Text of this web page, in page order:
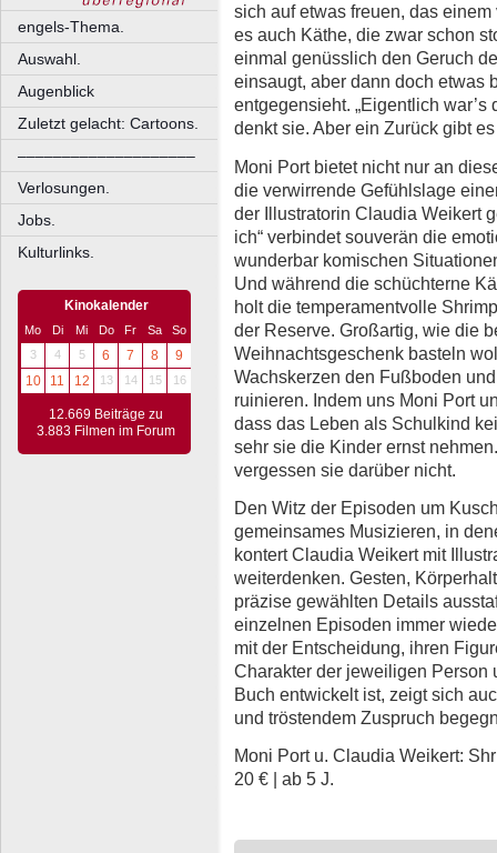
engels-Thema.
Auswahl.
Augenblick
Zuletzt gelacht: Cartoons.
––––––––––––––––––––
Verlosungen.
Jobs.
Kulturlinks.
Kinokalender
Mo Di Mi Do Fr Sa
So
3
4 5 6 7 8
9
10
11 12 13 14 15 16
12.669 Beiträge zu
3.883 Filmen im Forum
sich auf etwas freuen, das
es auch Käthe, die zwar schon
einmal genüsslich den Geruch
einsaugt, aber dann doch etwas
entgegensieht. „Eigentlich
denkt sie. Aber ein Zurück gibt
Moni Port bietet nicht nur an
die verwirrende Gefühlslage
der Illustratorin Claudia Weikert
ich“ verbindet souverän die
wunderbar komischen
Und während die schüchterne
holt die temperamentvolle
der Reserve. Großartig, wie die
Weihnachtsgeschenk basteln
Wachskerzen den Fußboden
ruinieren. Indem uns Moni Port
dass das Leben als Schulkind
sehr sie die Kinder ernst
vergessen sie darüber nicht.
Den Witz der Episoden um
gemeinsames Musizieren, in
kontert Claudia Weikert mit
weiterdenken. Gesten,
präzise gewählten Details
einzelnen Episoden immer
mit der Entscheidung, ihren
Charakter der jeweiligen Person
Buch entwickelt ist, zeigt sich
und tröstendem Zuspruch
Moni Port u. Claudia Weikert:
20 € | ab 5 J.